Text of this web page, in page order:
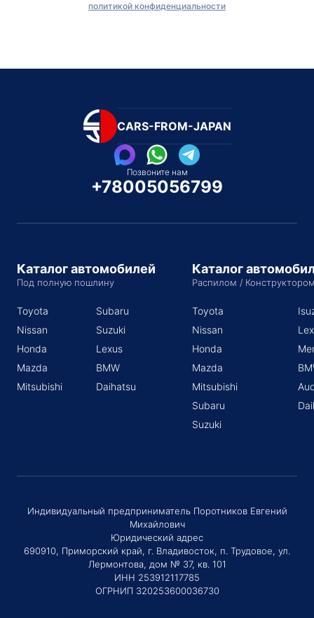
политикой конфиденциальности
CARS-FROM-JAPAN
Позвоните нам
+78005056799
Каталог автомобилей
Под полную пошлину
Toyota
Nissan
Honda
Mazda
Mitsubishi
Subaru
Suzuki
Lexus
BMW
Daihatsu
Каталог
Распилом /
Toyota
Nissan
Honda
Mazda
Mitsubishi
Subaru
Suzuki
Индивидуальный предприниматель Поротников Евгений
Михайлович
Юридический адрес
690910, Приморский край, г. Владивосток, п. Трудовое, ул.
Лермонтова, дом № 37, кв. 101
ИНН 253912117785
ОГРНИП 320253600036730